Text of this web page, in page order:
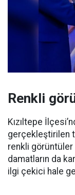
Renkli
Kızıltepe
gerçekleştirilen
renkli görüntüler
damatların da
ilgi çekici hale